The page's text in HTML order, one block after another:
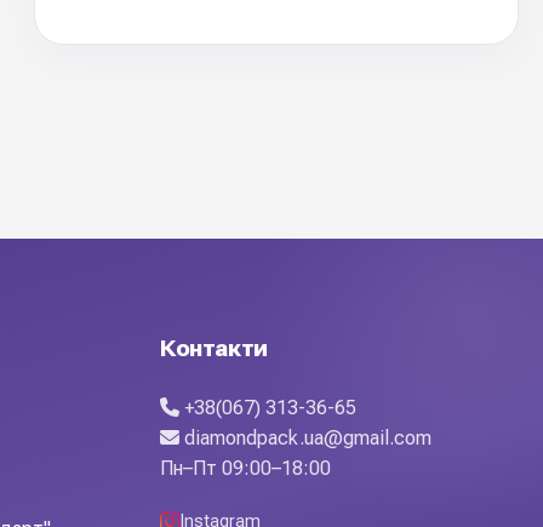
Контакти
+38(067) 313-36-65
diamondpack.ua@gmail.com
Пн–Пт 09:00–18:00
Instagram